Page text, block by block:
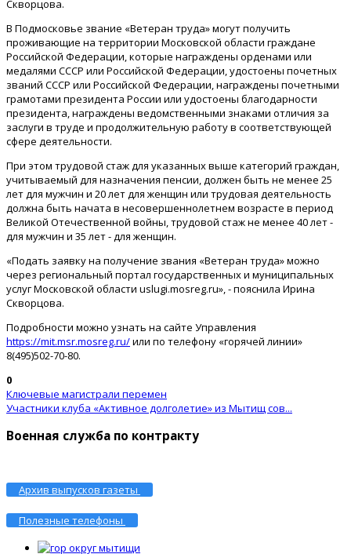
Скворцова.
В Подмосковье звание «Ветеран труда» могут получить
проживающие на территории Московской области граждане
Российской Федерации, которые награждены орденами или
медалями СССР или Российской Федерации, удостоены почетных
званий СССР или Российской Федерации, награждены почетными
грамотами президента России или удостоены благодарности
президента, награждены ведомственными знаками отличия за
заслуги в труде и продолжительную работу в соответствующей
сфере деятельности.
При этом трудовой стаж для указанных выше категорий граждан,
учитываемый для назначения пенсии, должен быть не менее 25
лет для мужчин и 20 лет для женщин или трудовая деятельность
должна быть начата в несовершеннолетнем возрасте в период
Великой Отечественной войны, трудовой стаж не менее 40 лет -
для мужчин и 35 лет - для женщин.
«Подать заявку на получение звания «Ветеран труда» можно
через региональный портал государственных и муниципальных
услуг Московской области uslugi.mosreg.ru», - пояснила Ирина
Скворцова.
Подробности можно узнать на сайте Управления
https://mit.msr.mosreg.ru/или по телефону «горячей линии»
8(495)502-70-80.
0
Ключевые магистрали перемен
Участники клуба «Активное долголетие» из Мытищ сов...
Военная служба по контракту
Архив выпусков газеты
Полезные телефоны